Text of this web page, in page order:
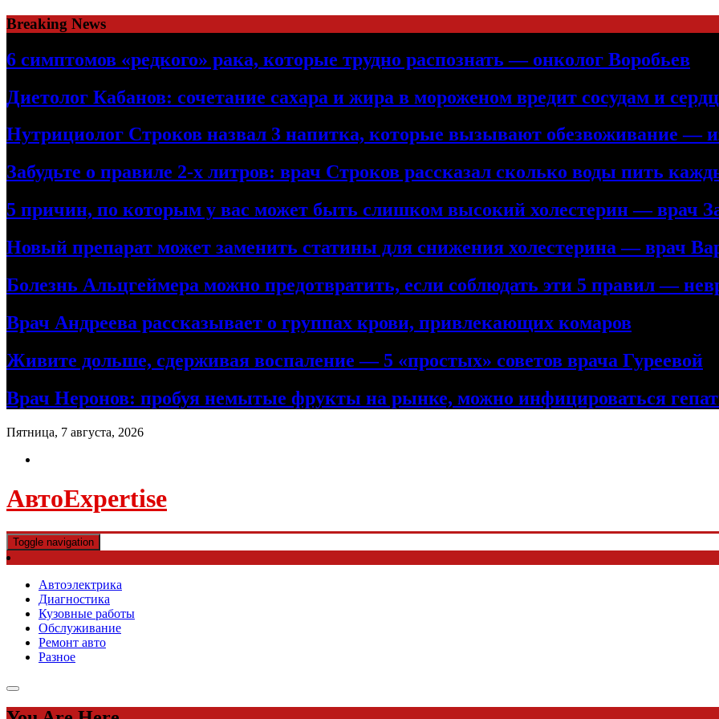
Skip
to
content
Breaking News
6 симптомов «редкого» рака, которые трудно распознать — онколог Воробьев
Диетолог Кабанов: сочетание сахара и жира в мороженом вредит сосудам и
Нутрициолог Строков назвал 3 напитка, которые вызывают обезвоживание —
Забудьте о правиле 2-х литров: врач Строков рассказал сколько воды пить
5 причин, по которым у вас может быть слишком высокий холестерин — врач
Новый препарат может заменить статины для снижения холестерина — врач
Болезнь Альцгеймера можно предотвратить, если соблюдать эти 5 правил —
Врач Андреева рассказывает о группах крови, привлекающих комаров
Живите дольше, сдерживая воспаление — 5 «простых» советов врача Гуреевой
Врач Неронов: пробуя немытые фрукты на рынке, можно инфицироваться
Пятница, 7 августа, 2026
АвтоExpertise
Toggle navigation
Автоэлектрика
Диагностика
Кузовные работы
Обслуживание
Ремонт авто
Разное